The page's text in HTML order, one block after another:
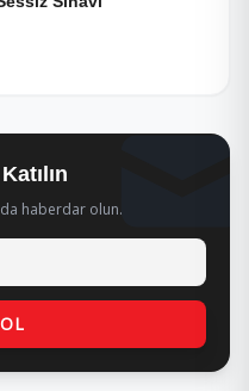
haberdar olun.